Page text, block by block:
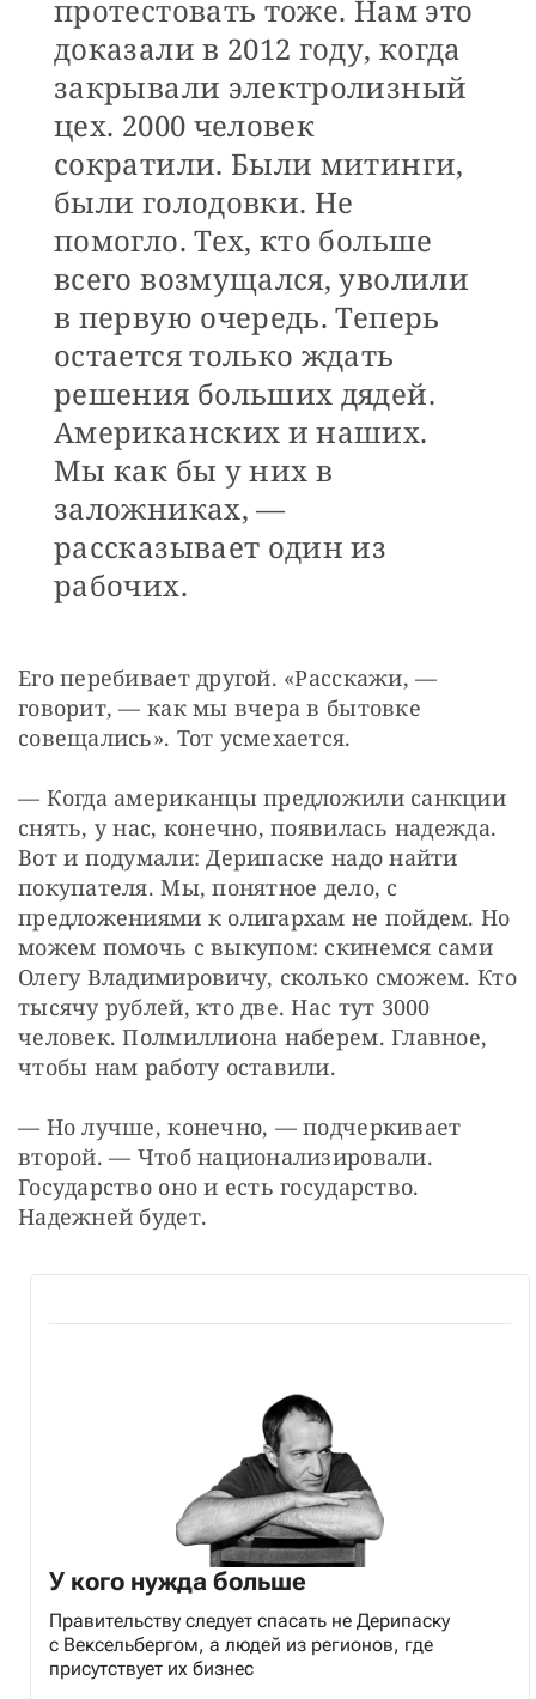
протестовать тоже. Нам это
доказали в 2012 году, когда
закрывали электролизный
цех. 2000 человек
сократили. Были митинги,
были голодовки. Не
помогло. Тех, кто больше
всего возмущался, уволили
в первую очередь. Теперь
остается только ждать
решения больших дядей.
Американских и наших.
Мы как бы у них в
заложниках, —
рассказывает один из
рабочих.
Его перебивает другой. «Расскажи, —
говорит, — как мы вчера в бытовке
совещались». Тот усмехается.
— Когда американцы предложили санкции
снять, у нас, конечно, появилась надежда.
Вот и подумали: Дерипаске надо найти
покупателя. Мы, понятное дело, с
предложениями к олигархам не пойдем. Но
можем помочь с выкупом: скинемся сами
Олегу Владимировичу, сколько сможем. Кто
тысячу рублей, кто две. Нас тут 3000
человек. Полмиллиона наберем. Главное,
чтобы нам работу оставили.
— Но лучше, конечно, — подчеркивает
второй. — Чтоб национализировали.
Государство оно и есть государство.
Надежней будет.
У кого нужда больше
Правительству следует спасать не Дерипаску
с Вексельбергом, а людей из регионов, где
присутствует их бизнес